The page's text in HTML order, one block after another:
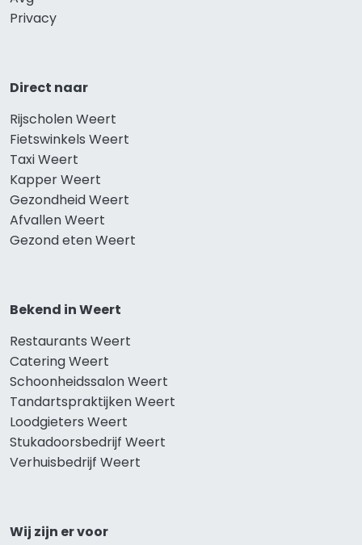
Privacy
Direct naar
Rijscholen Weert
Fietswinkels Weert
Taxi Weert
Kapper Weert
Gezondheid Weert
Afvallen Weert
Gezond eten Weert
Bekend in Weert
Restaurants Weert
Catering Weert
Schoonheidssalon Weert
Tandartspraktijken Weert
Loodgieters Weert
Stukadoorsbedrijf Weert
Verhuisbedrijf Weert
Wij zijn er voor